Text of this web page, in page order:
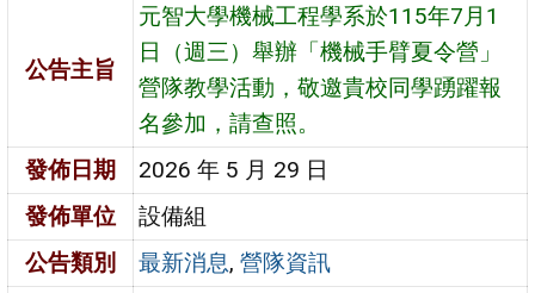
公告主旨
元智大學機械工程學系於115年7月1
日（週三）舉辦「機械手臂夏令營」
營隊教學活動，敬邀貴校同學踴躍報
名參加，請查照。
發佈日期
2026 年 5 月 29 日
發佈單位
設備組
公告類別
最新消息,營隊資訊